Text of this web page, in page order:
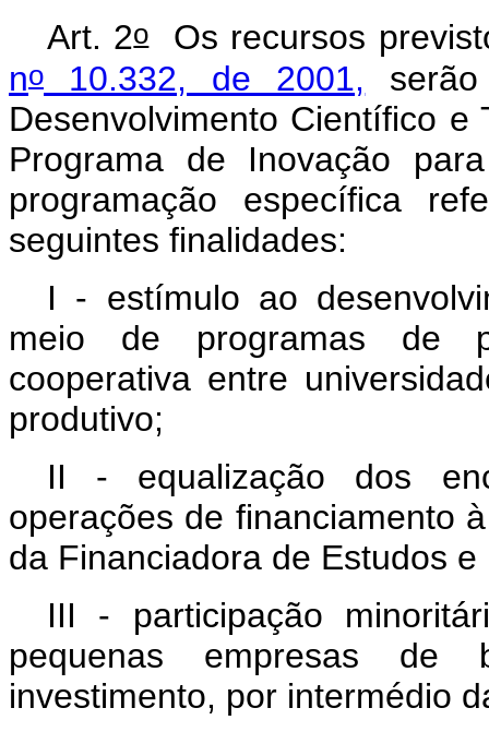
Art. 2oOs recursos
no 10.332, de 2001,
Desenvolvimento Científico e
Programa de Inovação
programação específica
seguintes finalidades:
I - estímulo ao
meio de programas de
cooperativa entre
produtivo;
II - equalização dos
operações de financiamento
da Financiadora de Estudos
III - participação
pequenas empresas
investimento, por intermédio